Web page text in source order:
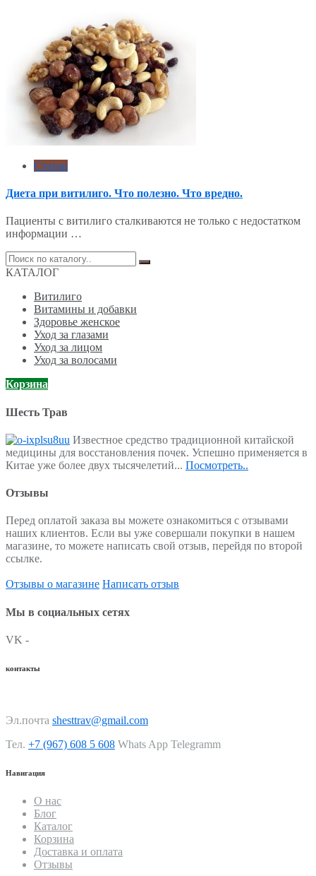
Статьи
Диета при витилиго. Что полезно. Что вредно.
Пациенты с витилиго сталкиваются не только с недостатком
информации …
Поиск
по:
КАТАЛОГ
Витилиго
Витамины и добавки
Здоровье женское
Уход за глазами
Уход за лицом
Уход за волосами
Корзина
Шесть Трав
Известное средство традиционной китайской
медицины для восстановления почек. Успешно применяется в
Китае уже более двух тысячелетий... Посмотреть..
Отзывы
Перед оплатой заказа вы можете ознакомиться с отзывами
наших клиентов. Если вы уже совершали покупки в нашем
магазине, то можете написать свой отзыв, перейдя по второй
ссылке.
Отзывы о магазине Написать отзыв
Мы в социальных сетях
VK -
контакты
Эл.почта shesttrav@gmail.com
Тел. +7 (967) 608 5 608 Whats App Telegramm
Навигация
О нас
Блог
Каталог
Корзина
Доставка и оплата
Отзывы